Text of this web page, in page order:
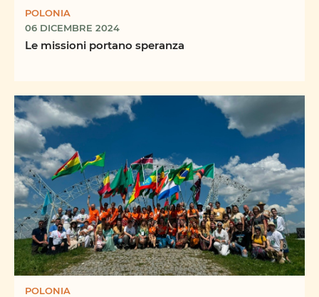
POLONIA
06 DICEMBRE 2024
Le missioni portano speranza
POLONIA